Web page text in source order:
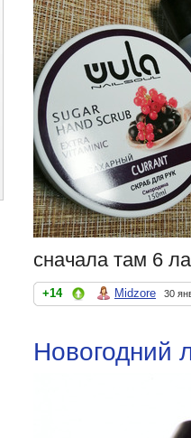
сначала там 6
+14 Midzore 30
Новогодний